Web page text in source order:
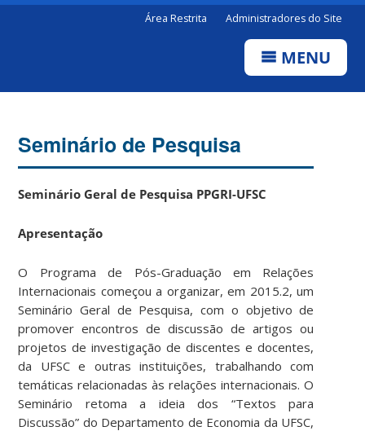
Área Restrita Administradores do Site
MENU
Seminário de Pesquisa
Seminário Geral de Pesquisa PPGRI-UFSC
Apresentação
O Programa de Pós-Graduação em Relações
Internacionais começou a organizar, em 2015.2, um
Seminário Geral de Pesquisa, com o objetivo de
promover encontros de discussão de artigos ou
projetos de investigação de discentes e docentes,
da UFSC e outras instituições, trabalhando com
temáticas relacionadas às relações internacionais. O
Seminário retoma a ideia dos “Textos para
Discussão” do Departamento de Economia da UFSC,